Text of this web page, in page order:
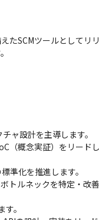
たSCMツールとしてリ
ャ設計を主導します。
（概念実証）をリード
準化を推進します。
トルネックを特定・改
。